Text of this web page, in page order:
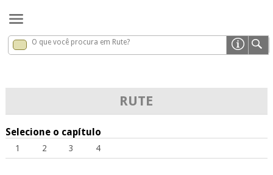
Rute x
O que você procura em Rute?
RUTE
Selecione o capítulo
1 2 3 4